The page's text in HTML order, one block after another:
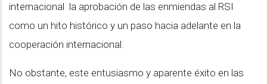
internacional la aprobación de las enmiendas al RSI
como un hito histórico y un paso hacia adelante en la
cooperación internacional.
No obstante, este entusiasmo y aparente éxito en las